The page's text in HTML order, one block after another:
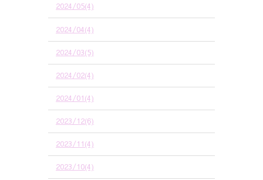
2024/05(4)
2024/04(4)
2024/03(5)
2024/02(4)
2024/01(4)
2023/12(6)
2023/11(4)
2023/10(4)